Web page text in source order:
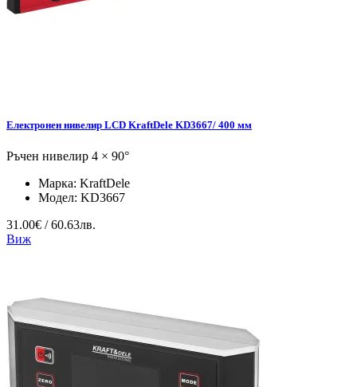
Електронен нивелир LCD KraftDele KD3667/ 400 мм
Ръчен нивелир 4 × 90°
Марка: KraftDele
Модел: KD3667
31.00€ / 60.63лв.
Виж